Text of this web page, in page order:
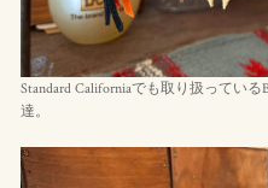
Standard Californiaでも取り扱ってい
達。